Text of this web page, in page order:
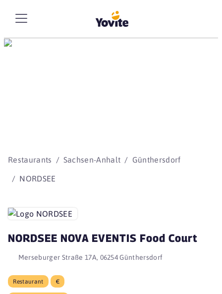
Restaurants Sachsen-Anhalt Günthersdorf
NORDSEE
NORDSEE NOVA EVENTIS Food Court
Merseburger Straße 17A, 06254 Günthersdorf
Restaurant €